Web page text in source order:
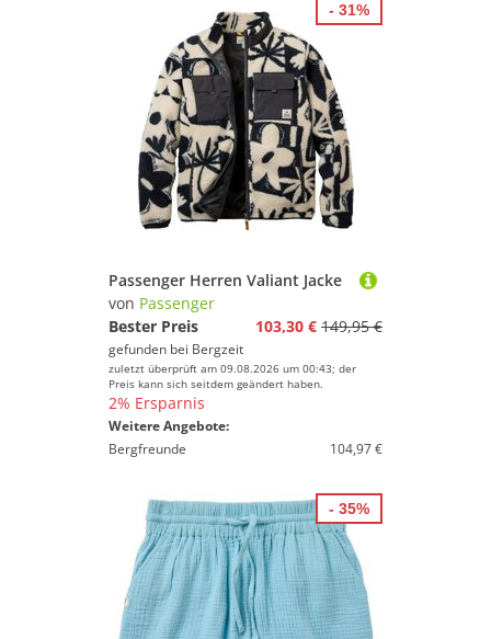
Passenger Herren Valiant Jacke
von Passenger
Bester Preis
103,30 € 149,95 €
gefunden bei Bergzeit
zuletzt überprüft am 09.08.2026 um 00:43; der
Preis kann sich seitdem geändert haben.
2% Ersparnis
Weitere Angebote:
Bergfreunde
104,97 €
- 31%
- 35%